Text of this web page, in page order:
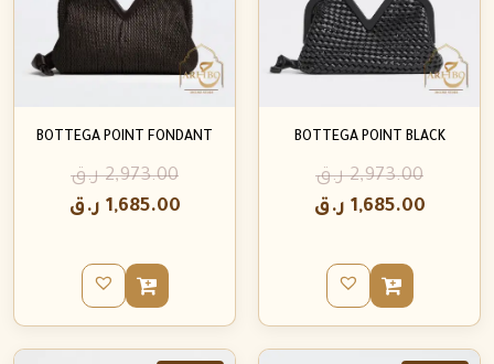
BOTTEGA POINT BLACK
2,973.00 ر.ق
1,685.00 ر.ق
BOTTEGA POINT FONDANT
2,973.00 ر.ق
1,685.00 ر.ق